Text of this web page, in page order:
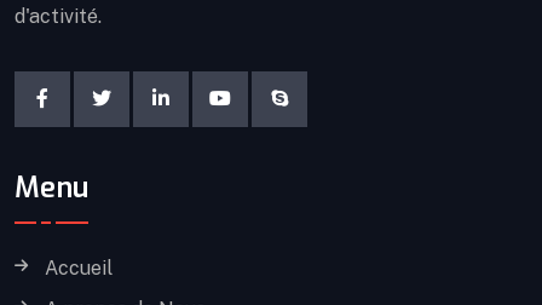
d'activité.
Menu
Accueil